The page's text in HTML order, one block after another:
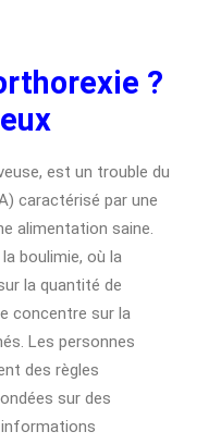
?
est un trouble du
caractérisé par une
alimentation saine.
boulimie, où la
la quantité de
concentre sur la
Les personnes
des règles
sur des